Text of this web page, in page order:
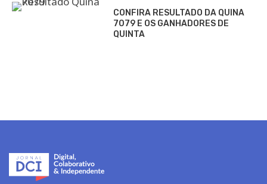
CONFIRA RESULTADO DA QUINA
7079 E OS GANHADORES DE
QUINTA